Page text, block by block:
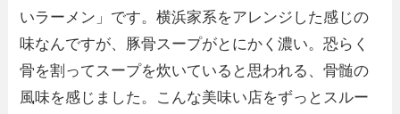
いラーメン」です。横浜家系をアレンジした感じの
味なんですが、豚骨スープがとにかく濃い。恐らく
骨を割ってスープを炊いていると思われる、骨髄の
風味を感じました。こんな美味い店をずっとスルー